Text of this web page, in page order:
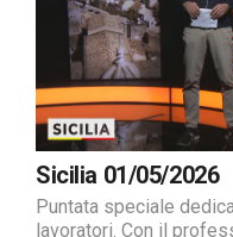
Sicilia 01/05/2026
Puntata speciale
lavoratori. Con il